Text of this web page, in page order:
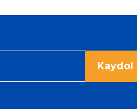
Kaydol